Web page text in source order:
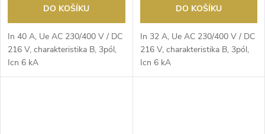
DO KOŠÍKU
In 40 A, Ue AC 230/400 V / DC
216 V, charakteristika B, 3pól,
Icn 6 kA
DO KOŠÍKU
In 32 A, Ue AC 230/400 V / DC
216 V, charakteristika B, 3pól,
Icn 6 kA